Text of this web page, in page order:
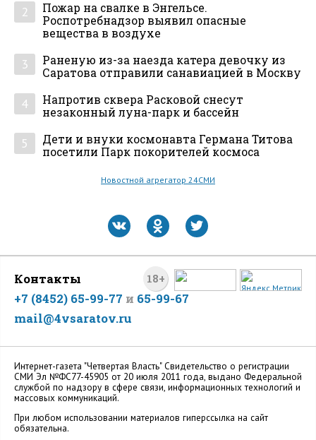
2
Пожар на свалке в Энгельсе.
Роспотребнадзор выявил опасные
вещества в воздухе
3
Раненую из-за наезда катера девочку из
Саратова отправили санавиацией в Москву
4
Напротив сквера Расковой снесут
незаконный луна-парк и бассейн
5
Дети и внуки космонавта Германа Титова
посетили Парк покорителей космоса
Новостной агрегатор 24СМИ
18+
Контакты
+7 (8452) 65-99-77 и 65-99-67
mail@4vsaratov.ru
Интернет-газета "Четвертая Власть" Cвидетельство о регистрации
СМИ Эл №ФС77-45905 от 20 июля 2011 года, выдано Федеральной
службой по надзору в сфере связи, информационных технологий и
массовых коммуникаций.
При любом использовании материалов гиперссылка на сайт
обязательна.